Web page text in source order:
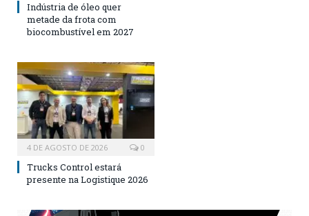
Indústria de óleo quer
metade da frota com
biocombustível em 2027
4 DE AGOSTO DE 2026 0
Trucks Control estará
presente na Logistique 2026